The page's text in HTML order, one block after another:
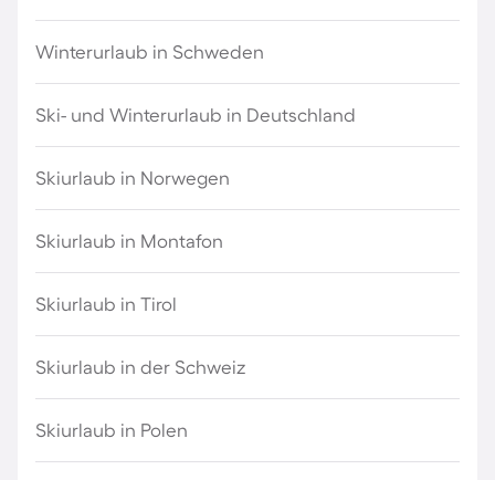
Winterurlaub in Schweden
Ski- und Winterurlaub in Deutschland
Skiurlaub in Norwegen
Skiurlaub in Montafon
Skiurlaub in Tirol
Skiurlaub in der Schweiz
Skiurlaub in Polen